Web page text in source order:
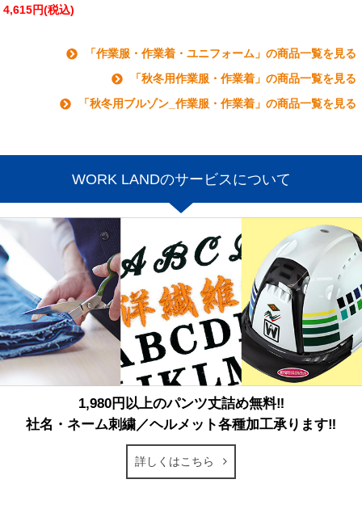
4,615円(税込)
「作業服・作業着・ユニフォーム」の商品一覧を見る
「秋冬用作業服・作業着」の商品一覧を見る
「秋冬用ブルゾン_作業服・作業着」の商品一覧を見る
WORK LANDのサービスについて
1,980円以上のパンツ丈詰め無料‼
社名・ネーム刺繍／ヘルメット各種加工承ります‼
詳しくはこちら